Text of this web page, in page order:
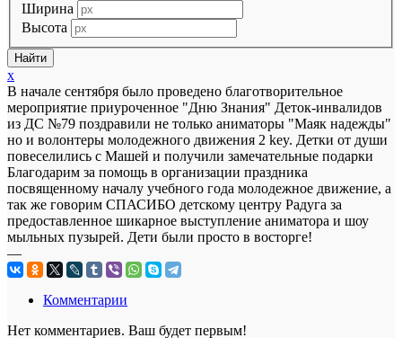
Ширина
Высота
x
В начале сентября было проведено благотворительное
мероприятие приуроченное "Дню Знания" Деток-инвалидов
из ДС №79 поздравили не только аниматоры "Маяк надежды"
но и волонтеры молодежного движения 2 key. Детки от души
повеселились с Машей и получили замечательные подарки
Благодарим за помощь в организации праздника
посвященному началу учебного года молодежное движение, а
так же говорим СПАСИБО детскому центру Радуга за
предоставленное шикарное выступление аниматора и шоу
мыльных пузырей. Дети были просто в восторге!
—
Комментарии
Нет комментариев. Ваш будет первым!